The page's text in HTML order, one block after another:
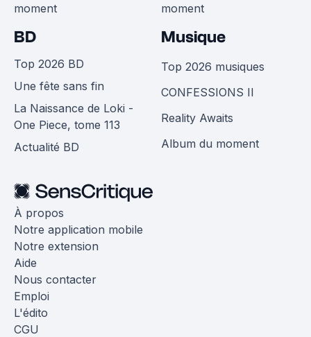
moment
moment
BD
Top 2026 BD
Une fête sans fin
La Naissance de Loki -
One Piece, tome 113
Actualité BD
Musique
Top 2026 musiques
CONFESSIONS II
Reality Awaits
Album du moment
À propos
Notre application mobile
Notre extension
Aide
Nous contacter
Emploi
L'édito
CGU